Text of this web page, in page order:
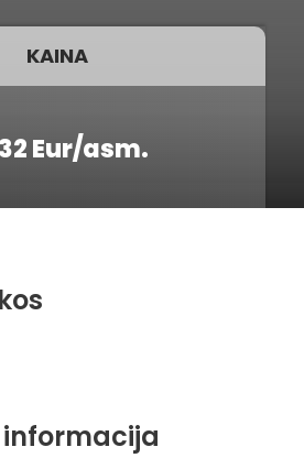
KAINA
32 Eur/asm.
informacija